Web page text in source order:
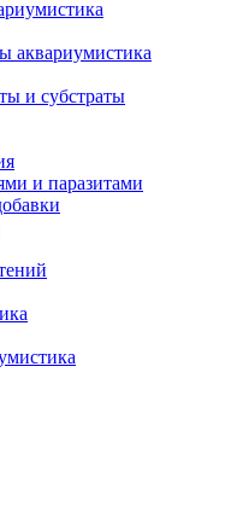
аквариумистика
и субстраты
и паразитами